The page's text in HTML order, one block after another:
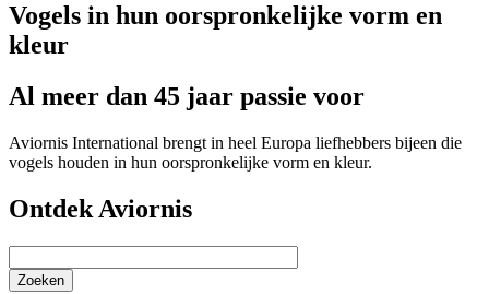
Vogels in hun oorspronkelijke vorm en
kleur
Al meer dan 45 jaar passie voor
Aviornis International brengt in heel Europa liefhebbers bijeen die
vogels houden in hun oorspronkelijke vorm en kleur.
Ontdek Aviornis